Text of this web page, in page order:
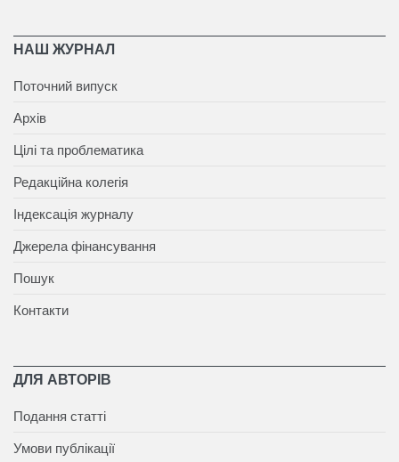
НАШ ЖУРНАЛ
Поточний випуск
Архів
Цілі та проблематика
Редакційна колегія
Індексація журналу
Джерела фінансування
Пошук
Контакти
ДЛЯ АВТОРІВ
Подання статті
Умови публікації